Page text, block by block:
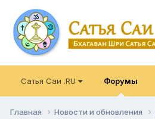
Сатья Саи .RU Форумы
Главная Новости и обновления